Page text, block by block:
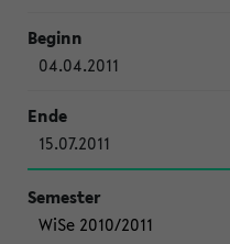
04.04.2011
15.07.2011
WiSe 2010/2011